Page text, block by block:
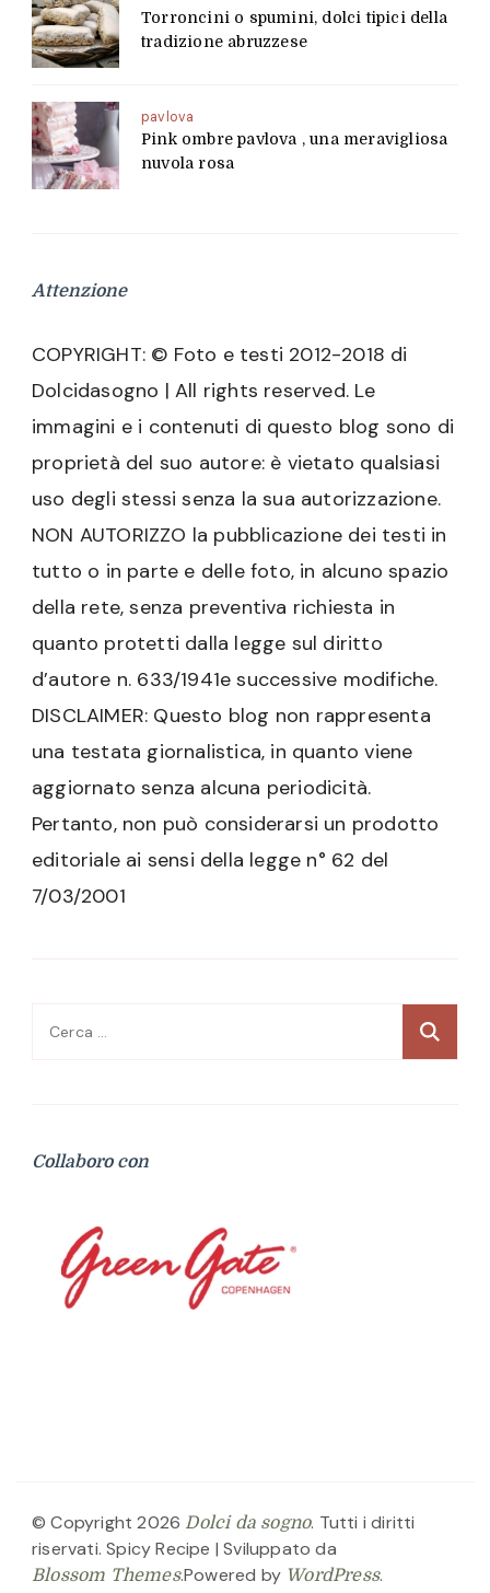
Torroncini o spumini, dolci tipici della
tradizione abruzzese
pavlova
Pink ombre pavlova , una meravigliosa
nuvola rosa
Attenzione
COPYRIGHT: © Foto e testi 2012-2018 di
Dolcidasogno | All rights reserved. Le
immagini e i contenuti di questo blog sono di
proprietà del suo autore: è vietato qualsiasi
uso degli stessi senza la sua autorizzazione.
NON AUTORIZZO la pubblicazione dei testi in
tutto o in parte e delle foto, in alcuno spazio
della rete, senza preventiva richiesta in
quanto protetti dalla legge sul diritto
d’autore n. 633/1941e successive modifiche.
DISCLAIMER: Questo blog non rappresenta
una testata giornalistica, in quanto viene
aggiornato senza alcuna periodicità.
Pertanto, non può considerarsi un prodotto
editoriale ai sensi della legge n° 62 del
7/03/2001
Ricerca
Collaboro con
© Copyright 2026 Dolci da sogno. Tutti i diritti
riservati. Spicy Recipe | Sviluppato da
Blossom Themes.Powered by WordPress.